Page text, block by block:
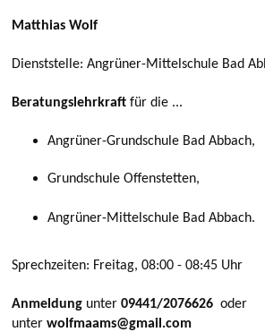
Beratung
Matthias Wolf
Dienststelle: Angrüner-Mittelschule Bad
Beratungslehrkraft für die ...
Angrüner-Grundschule Bad Abbach,
Grundschule Offenstetten,
Angrüner-Mittelschule Bad Abbach.
Sprechzeiten: Freitag, 08:00 - 08:45 Uhr
Anmeldung unter09441/2076626 oder
unterwolfmaams@gmail.com